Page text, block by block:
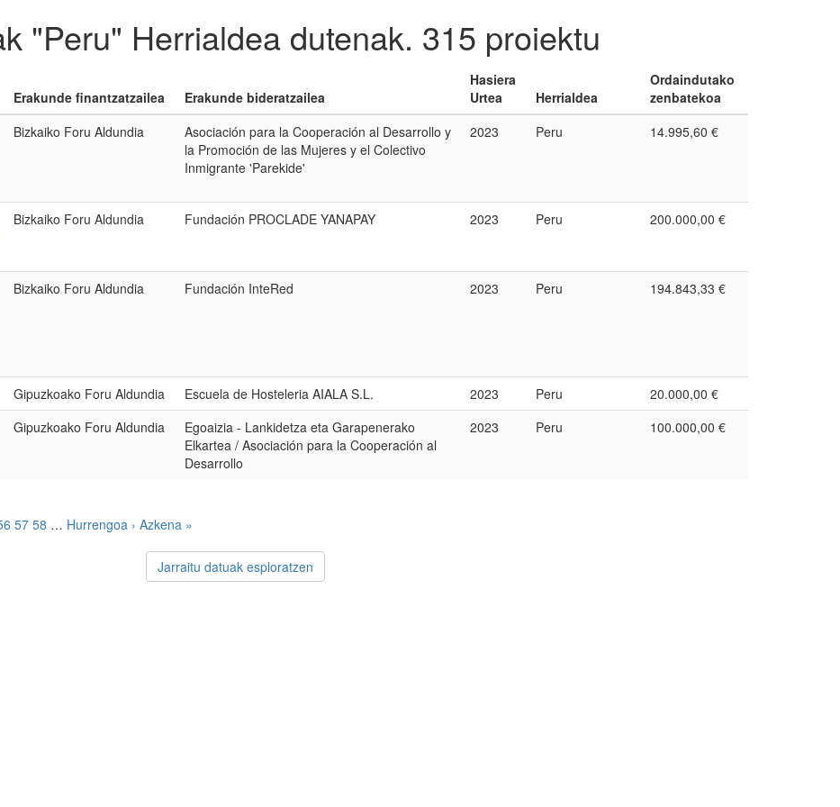
"Peru" Herrialdea dutenak. 315 proiektu
Erakunde finantzatzailea Erakunde bideratzailea
Hasiera
Urtea
Herrialdea
Ordaindutako
zenbatekoa
Bizkaiko Foru Aldundia
Asociación para la Cooperación al Desarrollo y
la Promoción de las Mujeres y el Colectivo
Inmigrante 'Parekide'
2023 Peru 14.995,60 €
Bizkaiko Foru Aldundia Fundación PROCLADE YANAPAY 2023 Peru 200.000,00 €
Bizkaiko Foru Aldundia Fundación InteRed 2023 Peru 194.843,33 €
Gipuzkoako Foru Aldundia Escuela de Hosteleria AIALA S.L. 2023 Peru
20.000,00 €
Gipuzkoako Foru Aldundia
Egoaizia - Lankidetza eta Garapenerako
Elkartea / Asociación para la Cooperación al
Desarrollo
2023 Peru 100.000,00 €
57 58 … Hurrengoa › Azkena »
Jarraitu datuak esploratzen